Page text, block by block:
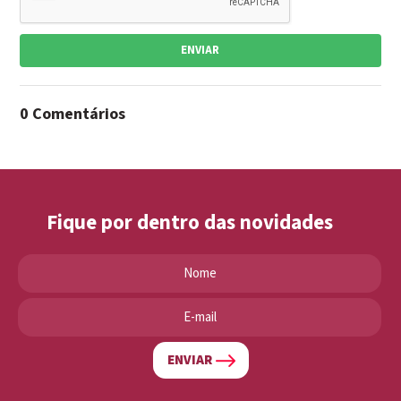
ENVIAR
0 Comentários
Fique por dentro das novidades
ENVIAR